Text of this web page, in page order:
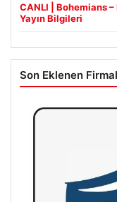
CANLI | Bohemians
Yayın Bilgileri
Son Eklenen